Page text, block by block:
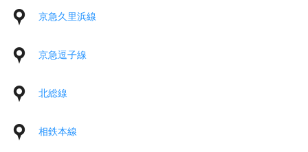
京急久里浜線
京急逗子線
北総線
相鉄本線